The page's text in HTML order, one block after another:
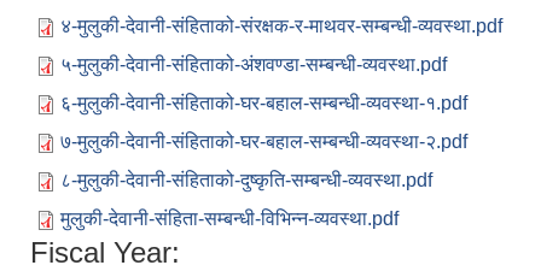
४-मुलुकी-देवानी-संहिताको-संरक्षक-र-माथवर-सम्बन्धी-व्यवस्था.pdf
५-मुलुकी-देवानी-संहिताको-अंशवण्डा-सम्बन्धी-व्यवस्था.pdf
६-मुलुकी-देवानी-संहिताको-घर-बहाल-सम्बन्धी-व्यवस्था-१.pdf
७-मुलुकी-देवानी-संहिताको-घर-बहाल-सम्बन्धी-व्यवस्था-२.pdf
८-मुलुकी-देवानी-संहिताको-दुष्कृति-सम्बन्धी-व्यवस्था.pdf
मुलुकी-देवानी-संहिता-सम्बन्धी-विभिन्न-व्यवस्था.pdf
Fiscal Year: